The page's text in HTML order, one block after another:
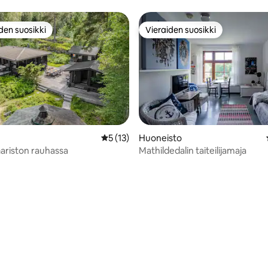
5, 68 arvostelua
suosikkien parhaimmistoa
suosikki
Keskimääräinen arvio 5/5, 13 arvostelua
5 (13)
rauhassa
Vieraiden suosikki
Vieraiden suosikki
Huoneisto
Mathildedalin taiteilijamaja